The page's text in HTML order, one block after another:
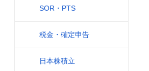
SOR・PTS
税金・確定申告
日本株積立